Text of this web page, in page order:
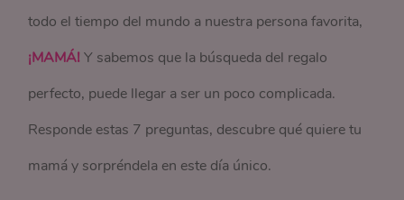
todo el tiempo del mundo a nuestra persona favorita,
¡MAMÁ!Y sabemos que la búsqueda del regalo
perfecto, puede llegar a ser un poco complicada.
Responde estas 7 preguntas, descubre qué quiere tu
mamá y sorpréndela en este día único.